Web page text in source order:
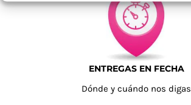
ENTREGAS EN FECHA
Dónde y cuándo nos digas